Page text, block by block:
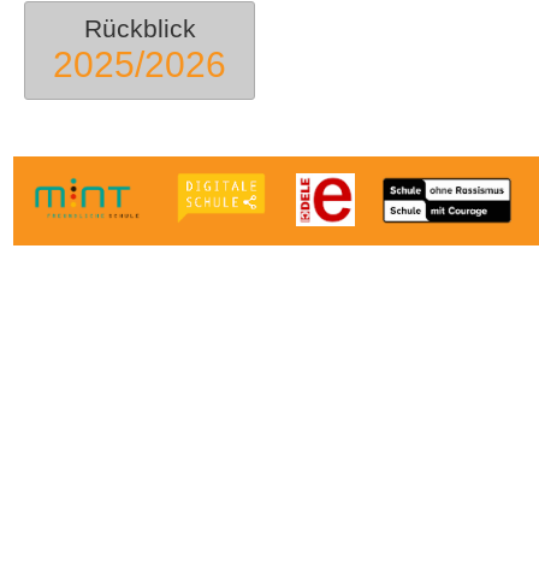
Rückblick
2025/2026